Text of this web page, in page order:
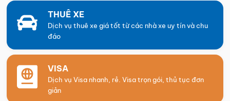
THUÊ XE
Dịch vụ thuê xe giá tốt từ các nhà xe uy tín và chu
đáo
VISA
Dịch vụ Visa nhanh, rẻ. Visa trọn gói, thủ tục đơn
giản